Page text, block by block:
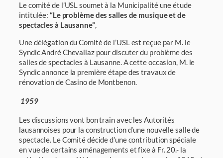
Le comité de l’USL soumet à la Municipalité une étude
intitulée: “Le problème des salles de musique et de
spectacles à Lausanne”,
Une délégation du Comité de l’USL est reçue par M. le
Syndic André Chevallaz pour dis­cuter du problème des
salles de spectacles à Lausanne. A cette occasion, M. le
Syndic annonce la première étape des travaux de
rénovation de Casino de Montbenon.
1959
Les discussions vont bon train avec les Autorités
lausannoises pour la construction d’une nouvelle salle de
spectacle. Le Comité décide d’une contribution spéciale
en vue de cer­tains aménagements et fixe à Fr. 20.- la